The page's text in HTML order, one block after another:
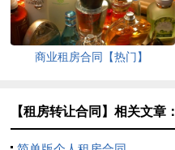
商业租房合同【热门】
【租房转让合同】相关文章：